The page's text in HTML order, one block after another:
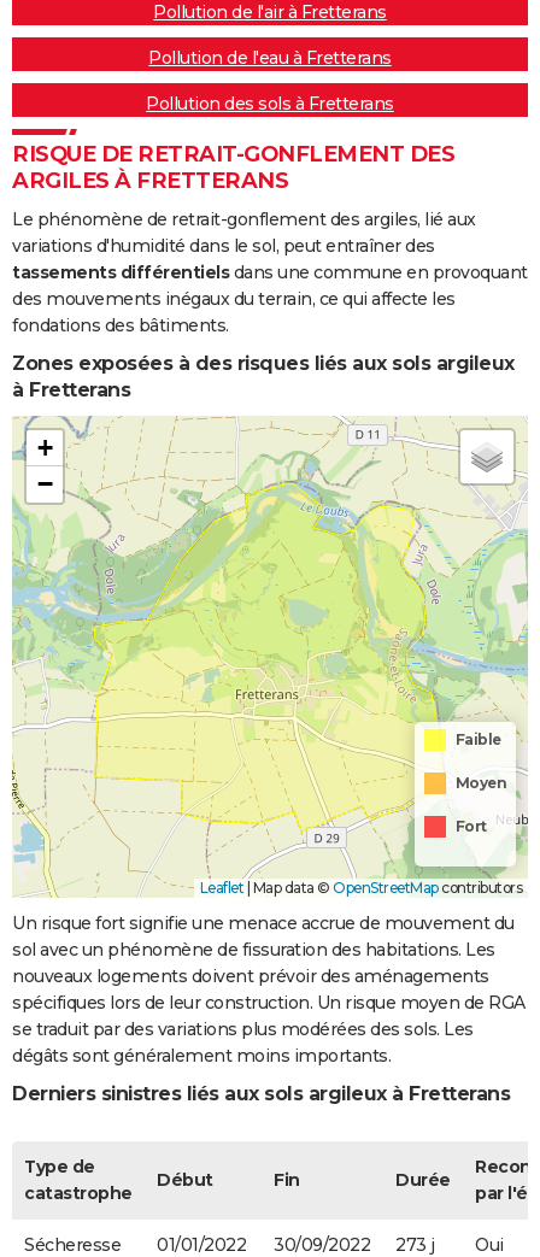
Pollution de l'air à Fretterans
Pollution de l'eau à Fretterans
Pollution des sols à Fretterans
RISQUE DE RETRAIT-GONFLEMENT DES
ARGILES À FRETTERANS
Le phénomène de retrait-gonflement des argiles, lié aux
variations d'humidité dans le sol, peut entraîner des
tassements différentielsdans une commune en provoquant
des mouvements inégaux du terrain, ce qui affecte les
fondations des bâtiments.
Zones exposées à des risques liés aux sols argileux
à Fretterans
+
−
Faible
Moyen
Fort
Leaflet Map data © OpenStreetMapcontributors
Un risque fort signifie une menace accrue de mouvement du
sol avec un phénomène de fissuration des habitations. Les
nouveaux logements doivent prévoir des aménagements
spécifiques lors de leur construction. Un risque moyen de RGA
se traduit par des variations plus modérées des sols. Les
dégâts sont généralement moins importants.
Derniers sinistres liés aux sols argileux à Fretterans
Type de
catastrophe
Début Fin Durée
par
Sécheresse 01/01/2022 30/09/2022 273 j Oui